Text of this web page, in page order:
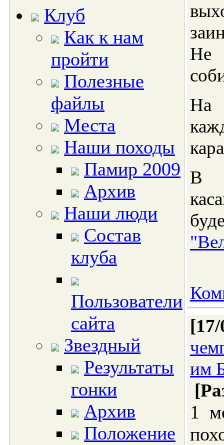
Клуб
Как к нам
пройти
Полезные
файлы
Места
Наши походы
Памир 2009
Архив
Наши люди
Состав
клуба
Пользователи
сайта
Звездный
Результаты
гонки
Архив
Положение
Не
На
В
им
1